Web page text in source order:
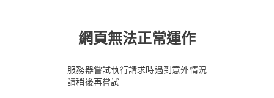
網頁無法正常運作
服務器嘗試執行請求時遇到意外情況
請稍後再嘗試...